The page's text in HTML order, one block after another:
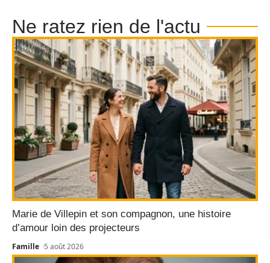
Ne ratez rien de l'actu
Marie de Villepin et son compagnon, une histoire
d’amour loin des projecteurs
Famille 5 août 2026